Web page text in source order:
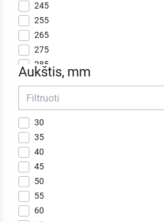
245
255
265
275
285
295
315
325
Aukštis, mm
30
35
40
45
50
55
60